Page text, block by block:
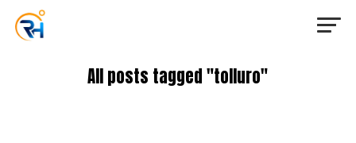
All posts tagged "tolluro"